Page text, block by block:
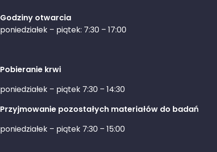
Godziny otwarcia
poniedziałek – piątek: 7:30 – 17:00
Pobieranie krwi
poniedziałek – piątek 7:30 – 14:30
Przyjmowanie pozostałych materiałów do badań
poniedziałek – piątek 7:30 – 15:00